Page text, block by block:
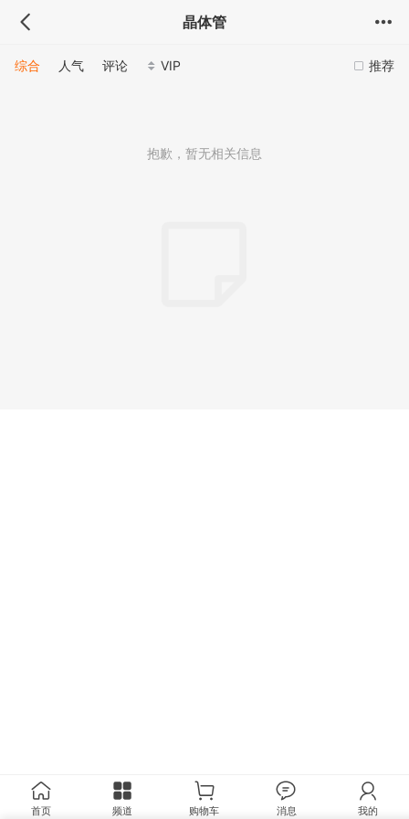
晶体管
推荐
综合 人气 评论 VIP
抱歉，暂无相关信息
首页 频道 购物车 消息 我的